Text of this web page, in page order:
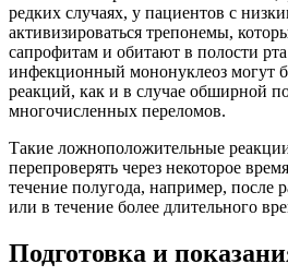
редких случаях, у пациентов с
активизироваться трепонемы,
сапрофитам и обитают в полости
инфекционный мононуклеоз могут
реакций, как и в случае обширной
многочисленных переломов.
Такие ложноположительные
перепроверять через некоторое
течение полугода, например, после
или в течение более длительного
Подготовка и